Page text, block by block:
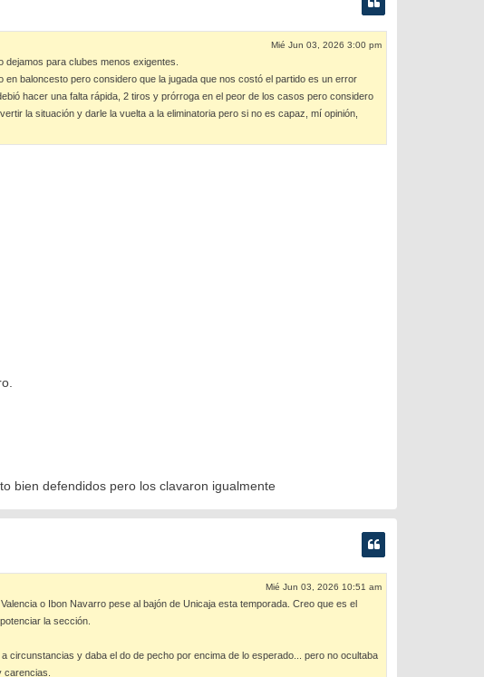
Mié Jun 03, 2026 3:00 pm
para clubes menos exigentes.
baloncesto pero considero que la jugada que nos costó el partido es un error
hacer una falta rápida, 2 tiros y prórroga en el peor de los casos pero considero
la situación y darle la vuelta a la eliminatoria pero si no es capaz, mí opinión,
bien defendidos pero los clavaron igualmente
Mié Jun 03, 2026 10:51 am
o Ibon Navarro pese al bajón de Unicaja esta temporada. Creo que es el
la sección.
y daba el do de pecho por encima de lo esperado... pero no ocultaba